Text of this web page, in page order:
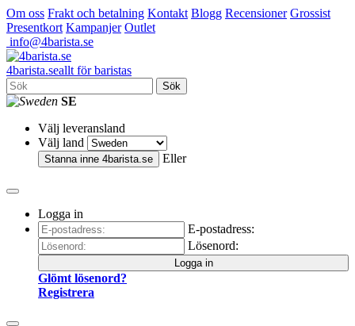
Om oss Frakt och betalning Kontakt Blogg Recensioner Grossist
Presentkort Kampanjer Outlet
info@4barista.se
4barista.seallt för baristas
Sök
SE
Välj leveransland
Välj land
Stanna inne 4barista.se Eller
Logga in
E-postadress:
Lösenord:
Logga in
Glömt lösenord?
Registrera